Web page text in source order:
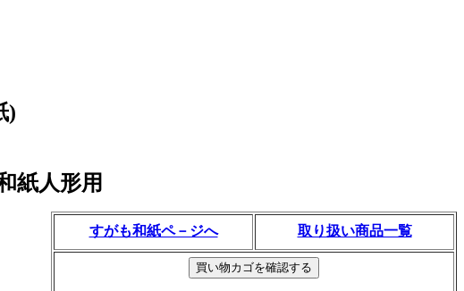
)
人形用
すがも和紙ペ－ジへ 取り扱い商品一覧